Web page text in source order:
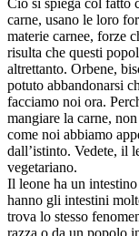
carne, usano le loro
materie carnee, forze
risulta che questi
altrettanto. Orbene,
potuto abbandonarsi
facciamo noi ora.
mangiare la carne,
come noi abbiamo
dall’istinto. Vedete, il
vegetariano.
Il leone ha un
hanno gli intestini
trova lo stesso
razza o da un popolo